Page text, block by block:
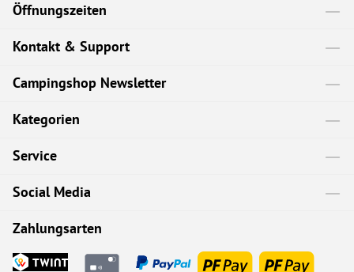
Öffnungszeiten
Kontakt & Support
Campingshop Newsletter
Kategorien
Service
Social Media
Zahlungsarten